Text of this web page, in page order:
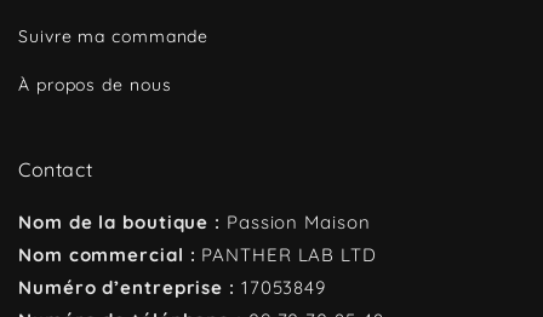
Suivre ma commande
À propos de nous
Contact
Nom de la boutique : Passion Maison
Nom commercial : PANTHER LAB LTD
Numéro d’entreprise : 17053849